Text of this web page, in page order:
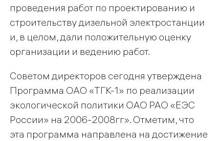
проведения работ по проектированию и
строительству дизельной электростанции
и, в целом, дали положительную оценку
организации и ведению работ.
Советом директоров сегодня утверждена
Программа ОАО «ТГК-1» по реализации
экологической политики ОАО РАО «ЕЭС
России» на 2006-2008гг». Отметим, что
эта программа направлена на достижение